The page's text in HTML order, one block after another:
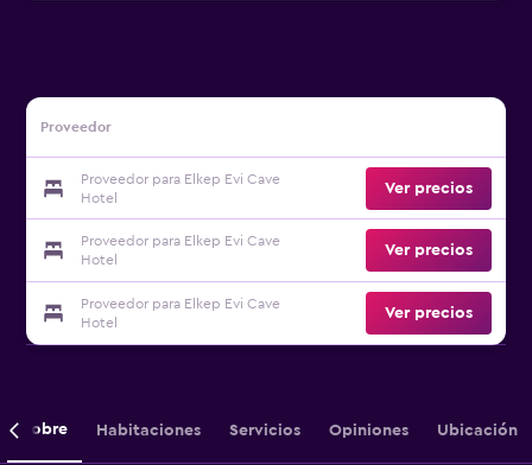
Proveedor
Proveedor para Elkep Evi Cave
Hotel
Ver precios
Proveedor para Elkep Evi Cave
Hotel
Ver precios
Proveedor para Elkep Evi Cave
Hotel
Ver precios
Sobre Habitaciones Servicios Opiniones Ubicación